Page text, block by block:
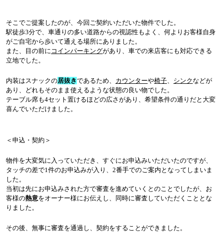
そこでご提案したのが、今回ご契約いただいた物件でした。
駅徒歩3分で、車通りの多い道路からの視認性もよく、何よりお客様自身
がご自宅から歩いて通える場所にありました。
また、目の前に コインパーキングがあり、車での来店客にも対応できる
立地でした。
内装はスナックの居抜きであるため、 カウンターや椅子、 シンクなどが
あり、どれもそのまま使えるような状態の良い物でした。
テーブル席も4セット置けるほどの広さがあり、希望条件の通りだと大変
喜んでいただけました。
＜申込・契約＞
物件を大変気に入っていただき、すぐにお申込みいただいたのですが、
タッチの差で1 件のお申込みが入り、 2番手でのご案内となってしまいま
した。
当初は先にお申込みされた方で審査を進めていくとのことでしたが、お
客様の熱意をオーナー様にお伝えし、同時に審査していただくこととな
りました。
その後、無事に審査を通過し、契約をすることができました。